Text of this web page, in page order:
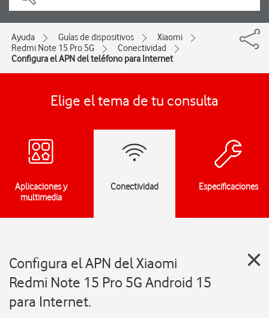
Ayuda Guías de dispositivos
Xiaomi
Redmi Note 15 Pro 5G
Conectividad
Configura el APN del teléfono para Internet
Elige el tema de tu consulta
Aplicaciones y
multimedia
Conectividad Especificaciones
Configura el APN del Xiaomi
Redmi Note 15 Pro 5G Android 15
para Internet.